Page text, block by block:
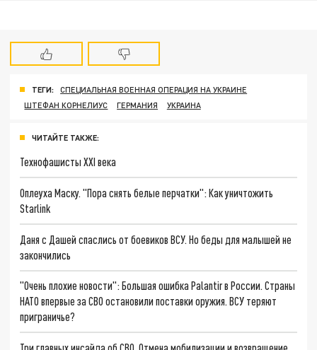
ТЕГИ:
СПЕЦИАЛЬНАЯ ВОЕННАЯ ОПЕРАЦИЯ НА УКРАИНЕ
ШТЕФАН КОРНЕЛИУС
ГЕРМАНИЯ УКРАИНА
ЧИТАЙТЕ ТАКЖЕ:
Технофашисты XXI века
Оплеуха Маску. "Пора снять белые перчатки": Как уничтожить
Starlink
Даня с Дашей спаслись от боевиков ВСУ. Но беды для малышей не
закончились
"Очень плохие новости": Большая ошибка Palantir в России. Страны
НАТО впервые за СВО остановили поставки оружия. ВСУ теряют
приграничье?